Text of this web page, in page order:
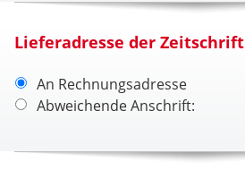
Lieferadresse der Zeitschrift
An Rechnungsadresse
Abweichende Anschrift: